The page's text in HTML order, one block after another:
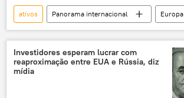
ativos Panorama internacional
Europa
Rússia
Ocidente
Reino Unido
Euroclear
ativos congelados
fundos
União Europeia
Investidores esperam lucrar com
reaproximação entre EUA e Rússia, diz
mídia